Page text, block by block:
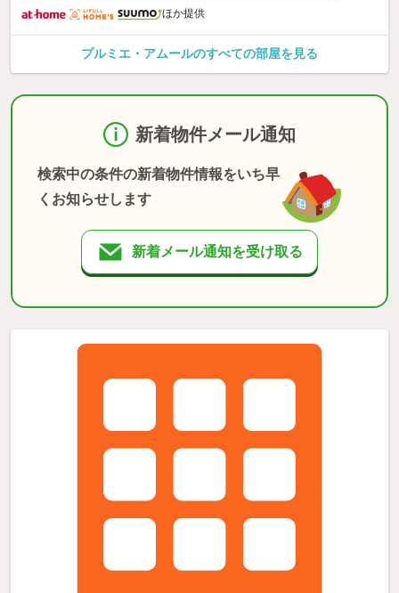
ほか提供
プルミエ・アムールのすべての部屋を見る
新着物件メール通知
検索中の条件の新着物件情報をいち早
くお知らせします
新着メール通知を受け取る